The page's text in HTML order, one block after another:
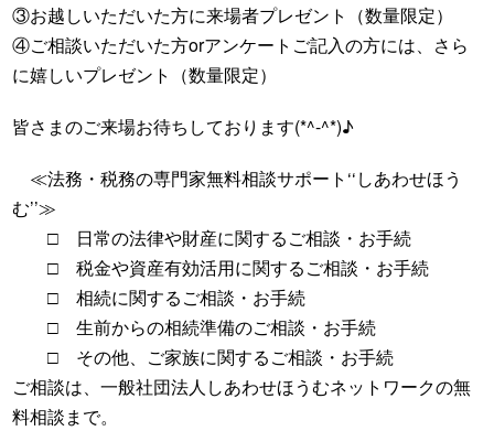
③お越しいただいた方に来場者プレゼント（数量限定）
④ご相談いただいた方orアンケートご記入の方には、さら
に嬉しいプレゼント（数量限定）
皆さまのご来場お待ちしております(*^-^*)♪
≪法務・税務の専門家無料相談サポート‘‘しあわせほう
む’’≫
□ 日常の法律や財産に関するご相談・お手続
□ 税金や資産有効活用に関するご相談・お手続
□ 相続に関するご相談・お手続
□ 生前からの相続準備のご相談・お手続
□ その他、ご家族に関するご相談・お手続
ご相談は、一般社団法人しあわせほうむネットワークの無
料相談まで。